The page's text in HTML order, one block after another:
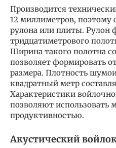
Производится
12 миллиметров, поэтому
рулона или плиты. Рулон
тридцатиметрового
Ширина такого полотна
позволяет формировать
размера. Плотность
квадратный метр
Характеристики
позволяют использовать
продуктивностью.
Акустический